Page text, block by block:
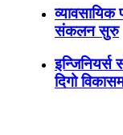
व्यावसायिक
संकलन सुरु
इन्जिनियर्स
दिगो